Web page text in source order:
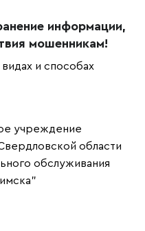
информации,
мошенникам!
и способах
учреждение
области
обслуживания